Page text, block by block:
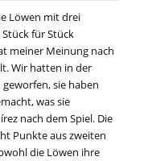
Löwen mit drei
für Stück
meiner Meinung nach
Wir hatten in der
sie haben
was sie
nach dem Spiel. Die
Punkte aus zweiten
die Löwen ihre